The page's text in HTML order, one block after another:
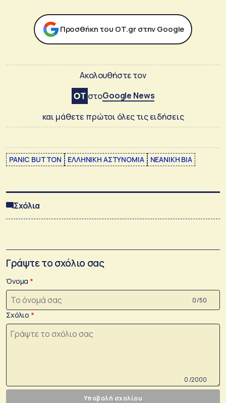
Προσθήκη του ΟΤ.gr στην Google
Ακολουθήστε τον
στοGoogle News
και μάθετε πρώτοι όλες τις ειδήσεις
PANIC BUTTON ΕΛΛΗΝΙΚΗ ΑΣΤΥΝΟΜΙΑ ΝΕΑΝΙΚΗ ΒΙΑ
Σχόλια
Γράψτε το σχόλιο σας
Όνομα
0 /50
Σχόλιο
0 /2000
Υποβολή σχολίου